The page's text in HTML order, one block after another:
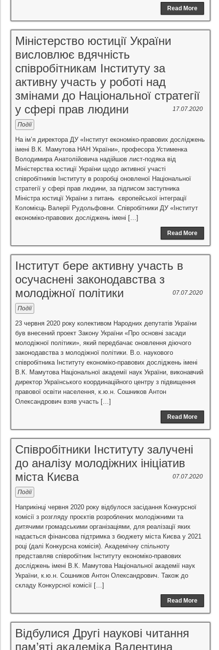
Read More
Міністерство юстиції України
висловлює вдячність
співробітникам Інституту за
активну участь у роботі над
змінами до Національної стратегії
у сфері прав людини
17.07.2020
Події
На ім’я директора ДУ «Інститут економіко-правових досліджень
імені В.К. Мамутова НАН України», професора Устименка
Володимира Анатолійовича надійшов лист-подяка від
Міністерства юстиції України щодо активної участі
співробітників Інституту в розробці оновленої Національної
стратегії у сфері прав людини, за підписом заступника
Міністра юстиції України з питань європейської інтеграції
Коломієць Валерії Рудольфовни. Співробітники ДУ «Інститут
економіко-правових досліджень імені […]
Read More
Інститут бере активну участь в
осучаснені законодавства з
молодіжної політики
07.07.2020
Події
23 червня 2020 року колективом Народних депутатів України
був внесений проект Закону України «Про основні засади
молодіжної політики», який передбачає оновлення діючого
законодавства з молодіжної політики. В.о. наукового
співробітника Інституту економіко-правових досліджень імені
В.К. Мамутова Національної академії наук України, виконавчий
директор Українського координаційного центру з підвищення
правової освіти населення, к.ю.н. Сошников Антон
Олександрович взяв участь […]
Read More
Співробітники Інституту залучені
до аналізу молодіжних ініціатив
міста Києва
07.07.2020
Події
Наприкінці червня 2020 року відбулося засідання Конкурсної
комісії з розгляду проєктів розроблених молодіжними та
дитячими громадськими організаціями, для реалізації яких
надається фінансова підтримка з бюджету міста Києва у 2021
році (далі Конкурсна комісія). Академічну спільноту
представляв співробітник Інституту економіко-правових
досліджень імені В.К. Мамутова Національної академії наук
України, к.ю.н. Сошников Антон Олександрович. Також до
складу Конкурсної комісії […]
Read More
Відбулися Другі наукові читання
пам’яті академіка Валентина